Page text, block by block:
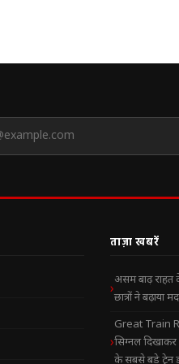
ताज़ा खबरें
असम बाढ़ राहत
छात्रों ने बढ़ाया
Great Train
सिग्नल दिखाकर
के सबसे बड़े ट्रेन